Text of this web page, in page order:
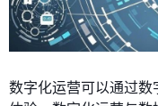
数字化运营可以通过数